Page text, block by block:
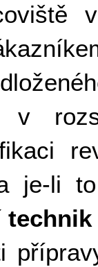
v
je-li to